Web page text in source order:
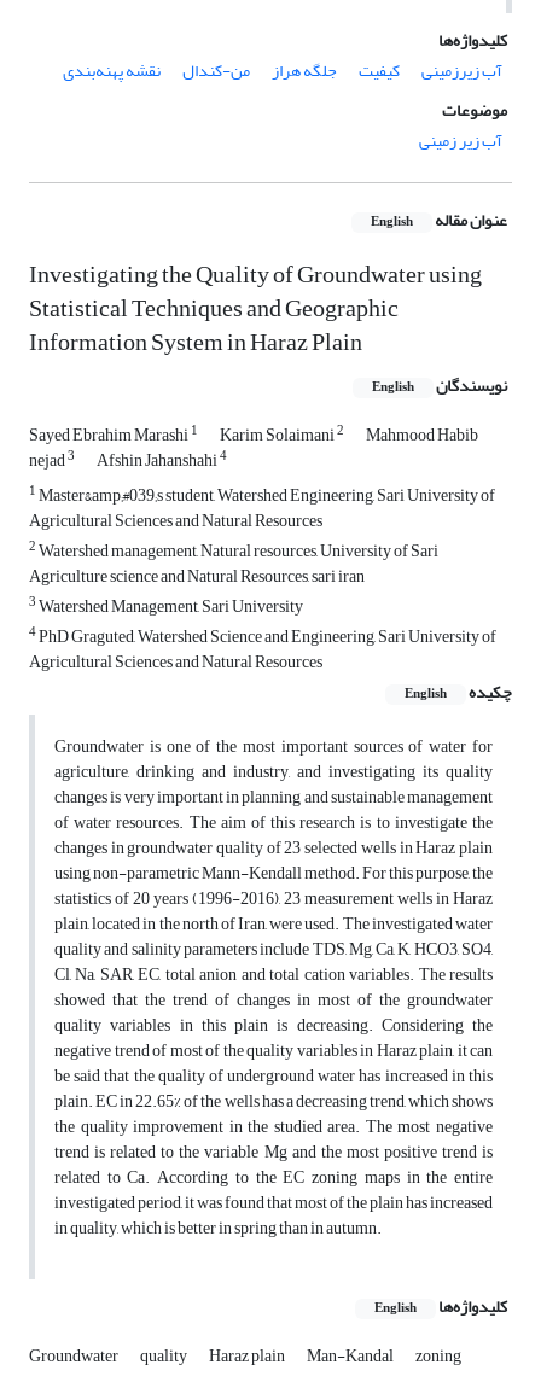
کلیدواژه‌ها
آب زیرزمینی
کیفیت جلگه هراز من-کندال
نقشه پهنه‌بندی
موضوعات
آب زیر زمینی
عنوان مقاله English
Investigating the Quality of Groundwater using
Statistical Techniques and Geographic
Information System in Haraz Plain
نویسندگان English
Sayed Ebrahim Marashi1 Karim Solaimani2 Mahmood Habib
nejad3 Afshin Jahanshahi4
1Master&amp;#039;s student, Watershed Engineering, Sari University of
Agricultural Sciences and Natural Resources
2Watershed management, Natural resources, University of Sari
Agriculture science and Natural Resources, sari iran
3Watershed Management, Sari University
4PhD Graguted, Watershed Science and Engineering, Sari University of
Agricultural Sciences and Natural Resources
چکیده
English
Groundwater is one of the most important sources of water for
agriculture, drinking and industry, and investigating its quality
changes is very important in planning and sustainable management
of water resources. The aim of this research is to investigate the
changes in groundwater quality of 23 selected wells in Haraz plain
using non-parametric Mann-Kendall method. For this purpose, the
statistics of 20 years (1996-2016), 23 measurement wells in Haraz
plain, located in the north of Iran, were used. The investigated water
quality and salinity parameters include TDS, Mg, Ca, K, HCO3, SO4,
Cl, Na, SAR, EC, total anion and total cation variables. The results
showed that the trend of changes in most of the groundwater
quality variables in this plain is decreasing. Considering the
negative trend of most of the quality variables in Haraz plain, it can
be said that the quality of underground water has increased in this
plain. EC in 22.65% of the wells has a decreasing trend, which shows
the quality improvement in the studied area. The most negative
trend is related to the variable Mg and the most positive trend is
related to Ca. According to the EC zoning maps in the entire
investigated period, it was found that most of the plain has increased
in quality, which is better in spring than in autumn.
کلیدواژه‌ها English
Groundwater quality Haraz plain Man-Kandal zoning